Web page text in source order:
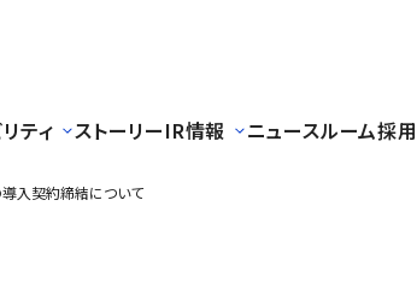
ティ ストーリーIR情報 ニュースルーム採
入契約締結について